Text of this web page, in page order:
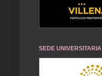
SEDE UNIVERSITARIA